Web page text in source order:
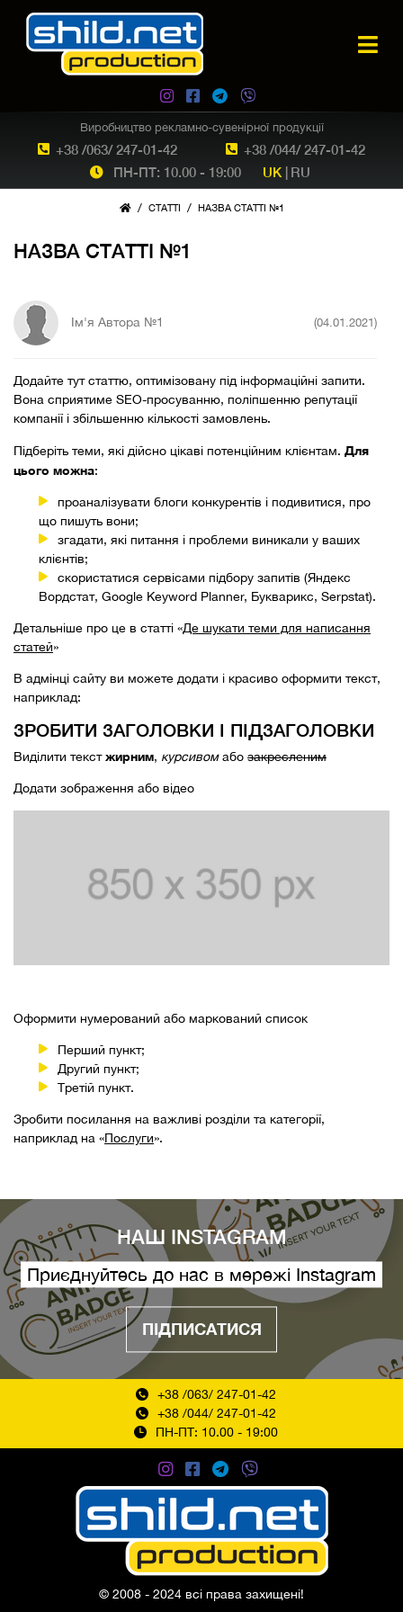
+38 /063/ 247-01-42 +38 /044/ 247-01-42
Виробництво рекламно-сувенірної продукції
ПН-ПТ: 10.00 - 19:00 UK | RU
/ СТАТТІ / НАЗВА СТАТТІ №1
НАЗВА СТАТТІ №1
Ім'я Автора №1 (04.01.2021)
Додайте тут статтю, оптимізовану під інформаційні запити.
Вона сприятиме SEO-просуванню, поліпшенню репутації
компанії і збільшенню кількості замовлень.
Підберіть теми, які дійсно цікаві потенційним клієнтам. Для
цього можна:
проаналізувати блоги конкурентів і подивитися, про
що пишуть вони;
згадати, які питання і проблеми виникали у ваших
клієнтів;
скористатися сервісами підбору запитів (Яндекс
Вордстат, Google Keyword Planner, Букварикс, Serpstat).
Детальніше про це в статті «Де шукати теми для написання
статей»
В адмінці сайту ви можете додати і красиво оформити текст,
наприклад:
ЗРОБИТИ ЗАГОЛОВКИ І ПІДЗАГОЛОВКИ
Виділити текстжирним, курсивомабо закресленим
Додати зображення або відео
Оформити нумерований або маркований список
Перший пункт;
Другий пункт;
Третій пункт.
Зробити посилання на важливі розділи та категорії,
наприклад на «Послуги».
НАШ INSTAGRAM
Приєднуйтесь до нас в мережі Instagram
ПІДПИСАТИСЯ
+38 /063/ 247-01-42
+38 /044/ 247-01-42
ПН-ПТ: 10.00 - 19:00
© 2008 - 2024 всі права захищені!